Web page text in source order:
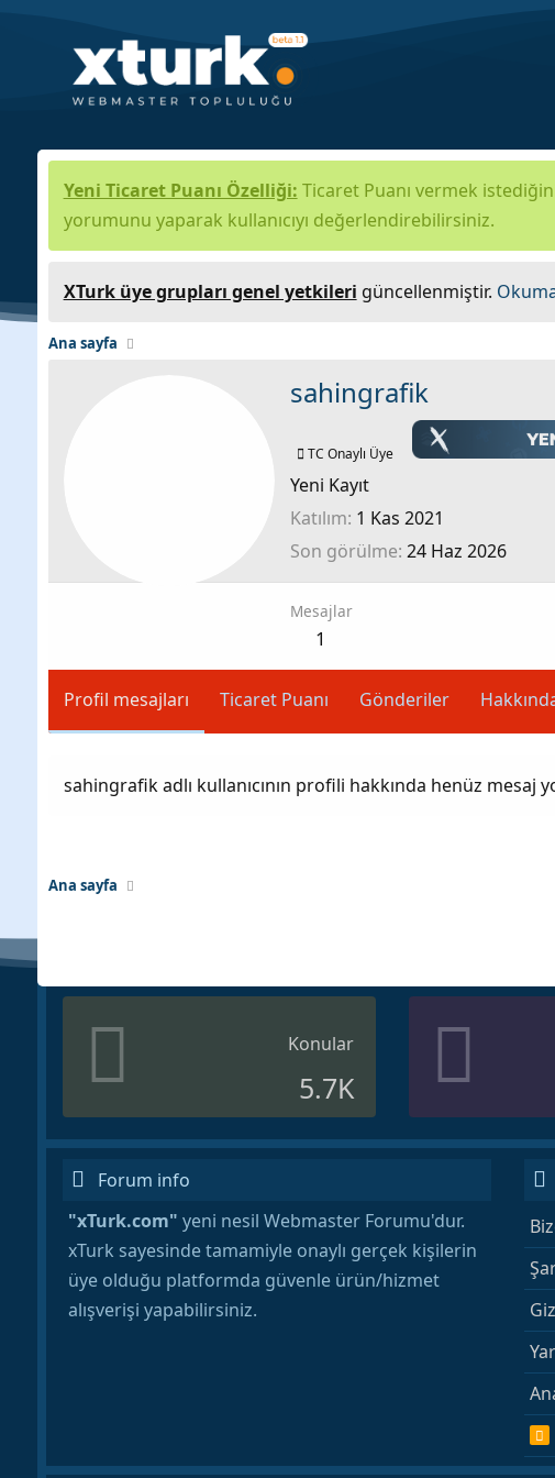
Yeni Ticaret Puanı Özelliği: Ticaret Puanı vermek
yorumunu yaparak kullanıcıyı değerlendirebilirsiniz.
XTurk üye grupları genel yetkileri güncellenmiştir.
Ana sayfa
sahingrafik
TC Onaylı Üye
Yeni Kayıt
Katılım 1 Kas 2021
Son görülme 24 Haz 2026
Mesajlar
1
Profil mesajları Ticaret Puanı Gönderiler
sahingrafik adlı kullanıcının profili hakkında henüz mesaj
Ana sayfa
Konular
5.7K
Forum info
"xTurk.com" yeni nesil Webmaster Forumu'dur.
xTurk sayesinde tamamiyle onaylı gerçek kişilerin
üye olduğu platformda güvenle ürün/hizmet
alışverişi yapabilirsiniz.
R
S
S